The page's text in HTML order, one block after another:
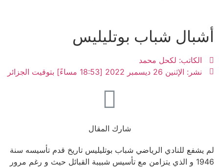
أشبال شباب بوتليليس
الكاتب: لكحل محمد
نشر: الإثنين 26 ديسمبر 2022 [18:53 مساءً] بتوقيت الجزائر
شارك المقال
لم يشفع للنادي الرياضي شباب بوتليليس تاريخ قدم تأسيسه سنة
1946 و الذي يتزامن مع تأسيس شبيبة القبائل حيث و رغم مرور